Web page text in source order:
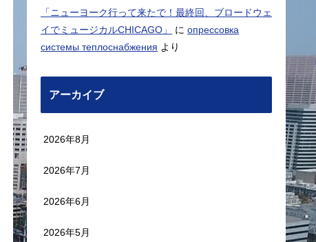
「ニューヨーク行って来たで！最終回、ブロードウェ
イでミュージカルCHICAGO」
に опрессовка
системы теплоснабжения より
アーカイブ
2026年8月
2026年7月
2026年6月
2026年5月